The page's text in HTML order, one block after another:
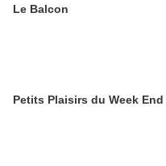
Le Balcon
Petits Plaisirs du Week End